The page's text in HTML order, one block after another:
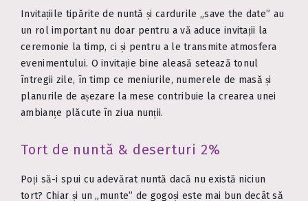
Invitațiile tipărite de nuntă și cardurile „save the date” au
un rol important nu doar pentru a vă aduce invitații la
ceremonie la timp, ci și pentru a le transmite atmosfera
evenimentului. O invitație bine aleasă setează tonul
întregii zile, în timp ce meniurile, numerele de masă și
planurile de așezare la mese contribuie la crearea unei
ambianțe plăcute în ziua nunții.
Tort de nuntă & deserturi 2%
Poți să-i spui cu adevărat nuntă dacă nu există niciun
tort? Chiar și un „munte” de gogoși este mai bun decât să